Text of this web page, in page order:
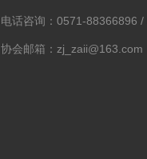
电话咨询：0571-88366896
协会邮箱：zj_zaii@163.com